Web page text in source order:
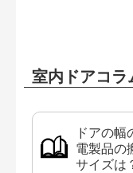
室内ドアコラ
ドアの
電製品の
サイズは